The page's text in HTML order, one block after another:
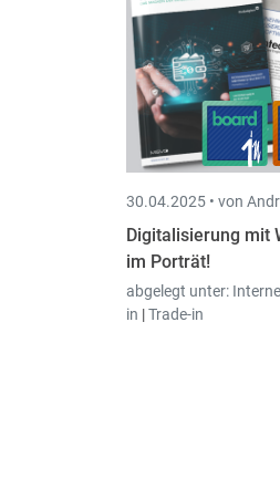
30.04.2025 • von
Digitalisierung mit
im Porträt!
abgelegt unter:
in |Trade-in